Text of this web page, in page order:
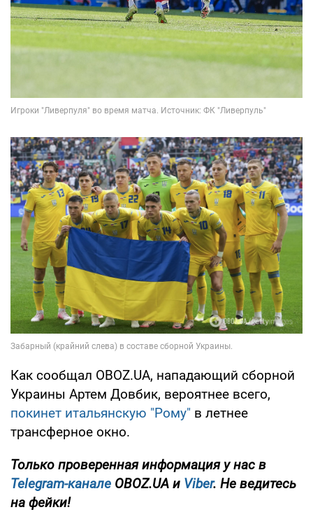
Как сообщал OBOZ.UA, нападающий сборной
Украины Артем Довбик, вероятнее всего,
покинет итальянскую "Рому" в летнее
трансферное окно.
Только проверенная информация у нас в
Telegram-канале OBOZ.UA и Viber. Не ведитесь
на фейки!